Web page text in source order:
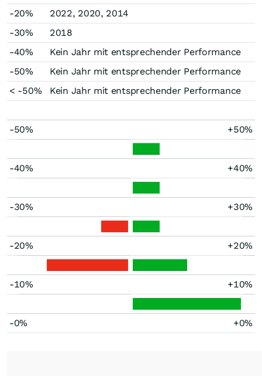
-20%
2022, 2020, 2014
-30%
2018
-40%
Kein Jahr mit entsprechender Performance
-50%
Kein Jahr mit entsprechender Performance
< -50%
Kein Jahr mit entsprechender Performance
-50% +50%
-40% +40%
-30% +30%
-20% +20%
-10% +10%
-0% +0%